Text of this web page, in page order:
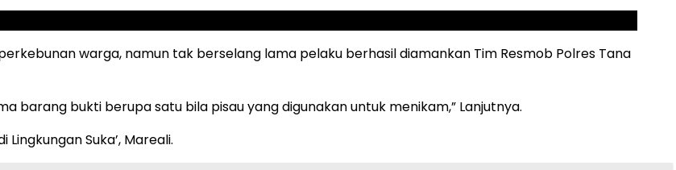
warga, namun tak berselang lama pelaku berhasil diamankan Tim Resmob Polres Tana
barang bukti berupa satu bila pisau yang digunakan untuk menikam,” Lanjutnya.
Suka’, Mareali.